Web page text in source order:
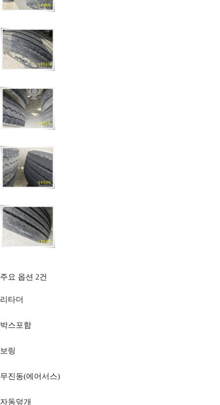
주요 옵션 2건
리타더
박스포함
보링
무진동(에어서스)
자동덮개